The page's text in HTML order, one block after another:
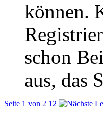
können.
schon
aus, das
Seite 1 von 2 1 2